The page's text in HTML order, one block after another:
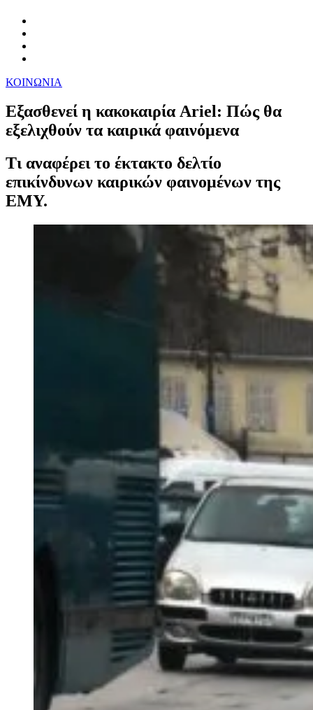
ΚΟΙΝΩΝΙΑ
Εξασθενεί η κακοκαιρία Ariel: Πώς θα
εξελιχθούν τα καιρικά φαινόμενα
Τι αναφέρει το έκτακτο δελτίο
επικίνδυνων καιρικών φαινομένων της
ΕΜΥ.